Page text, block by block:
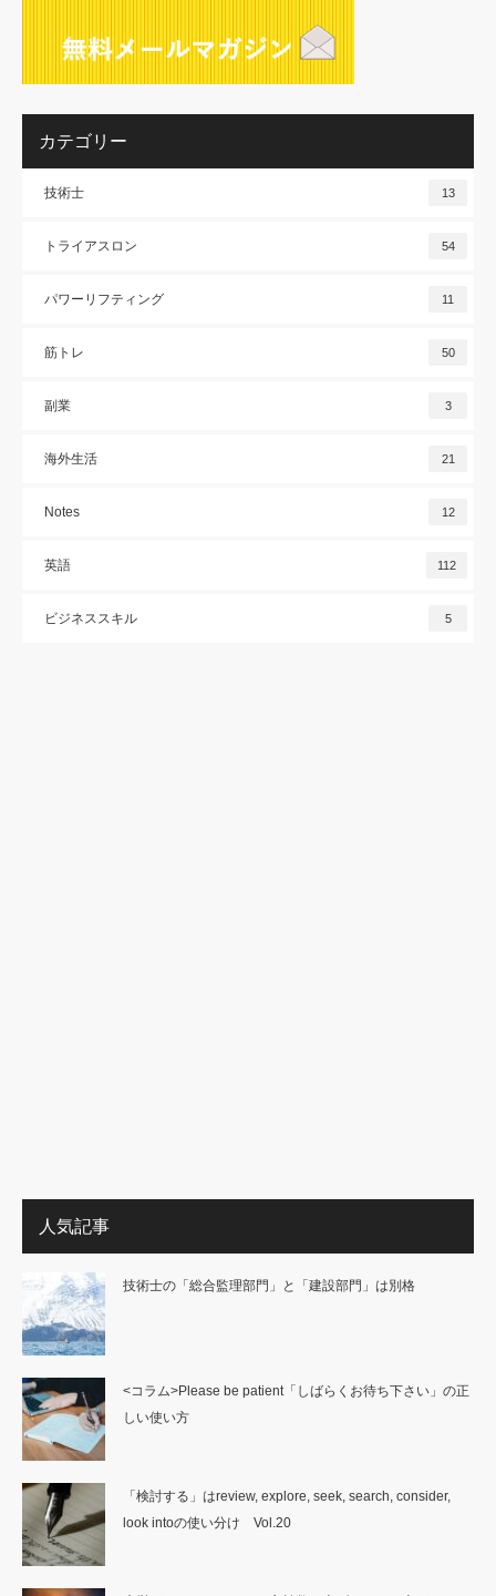
カテゴリー
技術士 13
トライアスロン 54
パワーリフティング 11
筋トレ 50
副業 3
海外生活 21
Notes 12
英語 112
ビジネススキル 5
人気記事
技術士の「総合監理部門」と「建設部門」は別格
<コラム>Please be patient「しばらくお待ち下さい」の正
しい使い方
「検討する」はreview, explore, seek, search, consider,
look intoの使い分け Vol.20